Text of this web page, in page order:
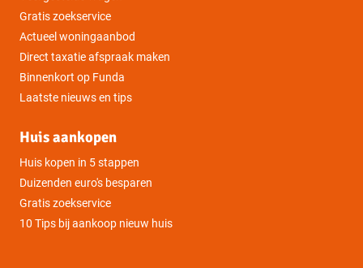
Gratis zoekservice
Actueel woningaanbod
Direct taxatie afspraak maken
Binnenkort op Funda
Laatste nieuws en tips
Huis aankopen
Huis kopen in 5 stappen
Duizenden euro's besparen
Gratis zoekservice
10 Tips bij aankoop nieuw huis